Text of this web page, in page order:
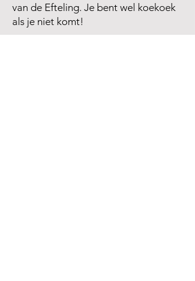
van de Efteling. Je bent wel koekoek
als je niet komt!